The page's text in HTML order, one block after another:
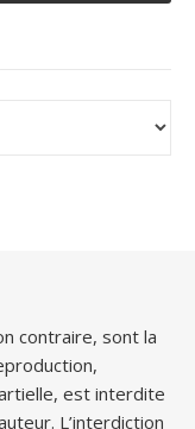
contraire, sont la
est interdite
L’interdiction